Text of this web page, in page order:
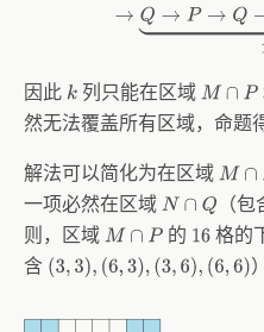
因此 k列只能在区域 M∩ P
然无法覆盖所有区域，命题
解法可以简化为在区域 M∩ P
一项必然在区域 N∩ Q （包
则，区域 M∩ P 的 16 格的
含 (3,3),(6 ,3), (3,6 ),(6 6)